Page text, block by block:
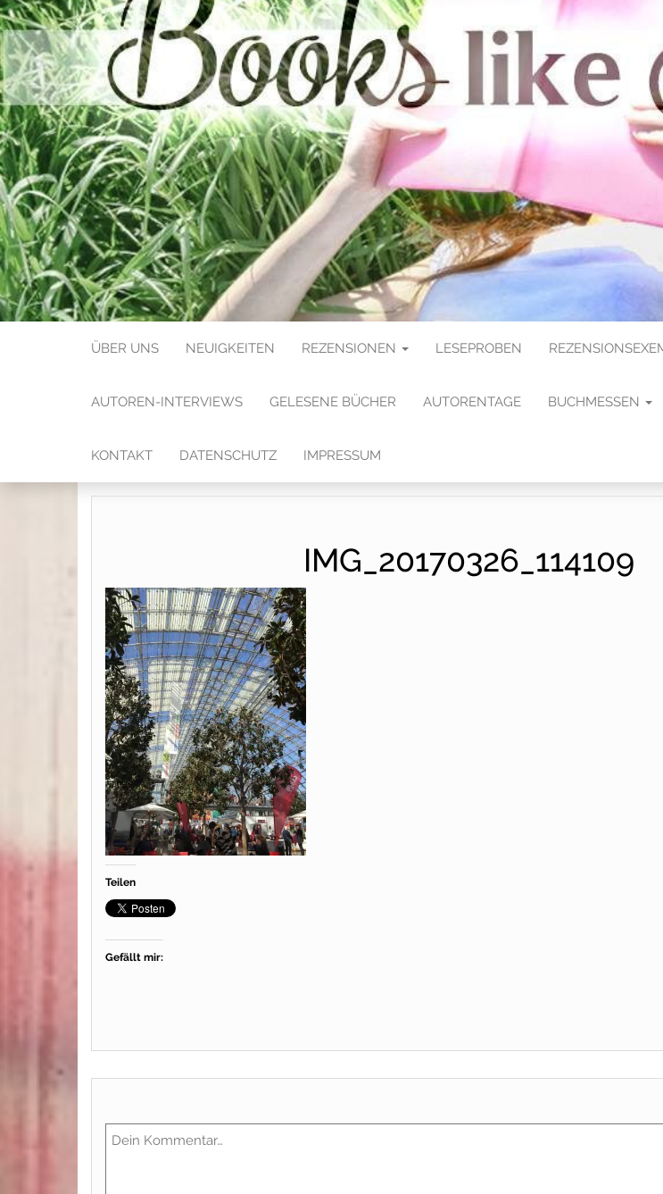
BOOKS LIKE
ÜBER UNS NEUIGKEITEN REZENSIONEN LESEPROBEN
AUTOREN-INTERVIEWS GELESENE BÜCHER AUTORENTAGE BUCHMESSEN
KONTAKT DATENSCHUTZ IMPRESSUM
IMG_20170326_114109
Teilen
Gefällt mir: